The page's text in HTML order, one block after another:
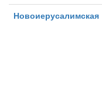
Новоиерусалимская